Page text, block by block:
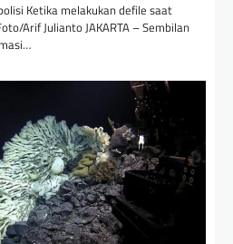
Ketika melakukan defile saat
Arif Julianto JAKARTA – Sembilan